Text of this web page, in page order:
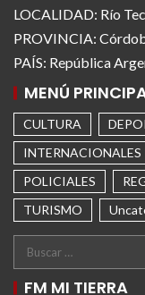
LOCALIDAD: Río
PROVINCIA:
PAÍS: República
MENÚ
CULTURA
INTERNACIONALES
POLICIALES
TURISMO
FM MI TIERRA